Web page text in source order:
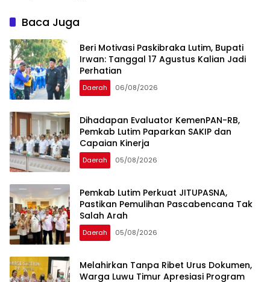
Baca Juga
Beri Motivasi Paskibraka Lutim, Bupati
Irwan: Tanggal 17 Agustus Kalian Jadi
Perhatian
Daerah 06/08/2026
Dihadapan Evaluator KemenPAN-RB,
Pemkab Lutim Paparkan SAKIP dan
Capaian Kinerja
Daerah 05/08/2026
Pemkab Lutim Perkuat JITUPASNA,
Pastikan Pemulihan Pascabencana Tak
Salah Arah
Daerah 05/08/2026
Melahirkan Tanpa Ribet Urus Dokumen,
Warga Luwu Timur Apresiasi Program